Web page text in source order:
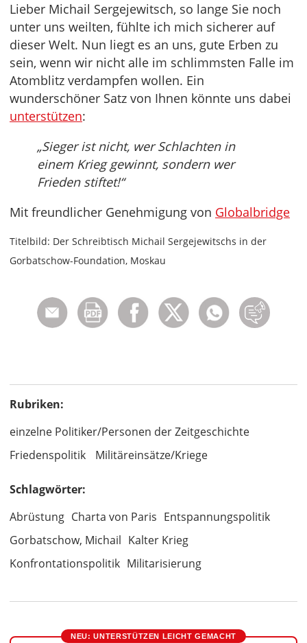
Lieber Michail Sergejewitsch, so lange Sie noch
unter uns weilten, fühlte ich mich sicherer auf
dieser Welt. Nun liegt es an uns, gute Erben zu
sein, wenn wir nicht alle im schlimmsten Falle im
Atomblitz verdampfen wollen. Ein
wunderschöner Satz von Ihnen könnte uns dabei
unterstützen:
„Sieger ist nicht, wer Schlachten in
einem Krieg gewinnt, sondern wer
Frieden stiftet!“
Mit freundlicher Genehmigung von Globalbridge
Titelbild: Der Schreibtisch Michail Sergejewitschs in der
Gorbatschow-Foundation, Moskau
Rubriken:
einzelne Politiker/Personen der Zeitgeschichte
Friedenspolitik
Militäreinsätze/Kriege
Schlagwörter:
Abrüstung Charta von Paris Entspannungspolitik
Gorbatschow, Michail Kalter Krieg
Konfrontationspolitik Militarisierung
NEU: UNTERSTÜTZEN LEICHT GEMACHT